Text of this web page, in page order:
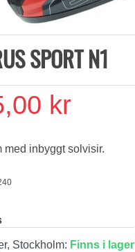
SPORT N1
kr
med inbyggt solvisir.
Stockholm: Finns i lager